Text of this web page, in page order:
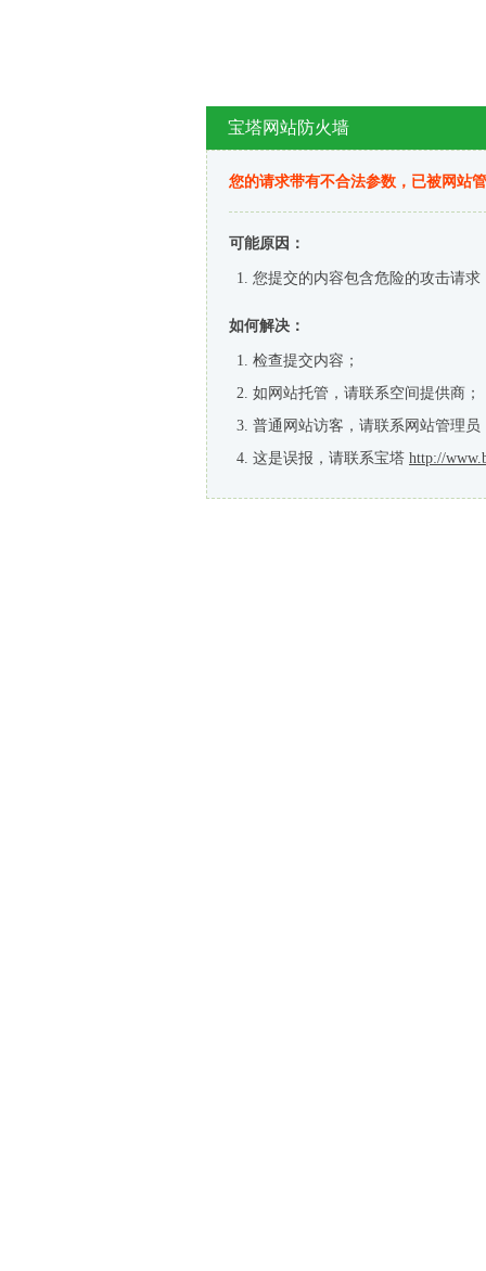
宝塔网站防火墙
您的请求带有不合法参数，已被网站
可能原因：
您提交的内容包含危险的攻击请求
如何解决：
检查提交内容；
如网站托管，请联系空间提供商；
普通网站访客，请联系网站管理员
这是误报，请联系宝塔 http://